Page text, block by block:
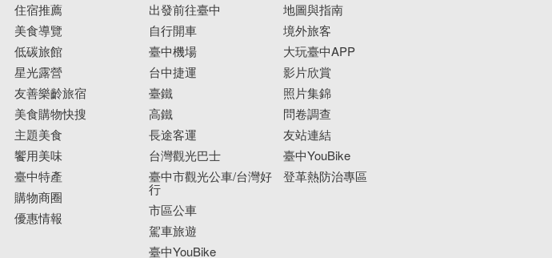
住宿推薦
美食導覽
低碳旅館
星光露營
友善樂齡旅宿
美食購物快搜
主題美食
饗用美味
臺中特產
購物商圈
優惠情報
出發前往臺中
自行開車
臺中機場
台中捷運
臺鐵
高鐵
長途客運
台灣觀光巴士
臺中市觀光公車/台灣好
行
市區公車
駕車旅遊
臺中YouBike
地圖與指南
境外旅客
大玩臺中APP
影片欣賞
照片集錦
問卷調查
友站連結
臺中YouBike
登革熱防治專區